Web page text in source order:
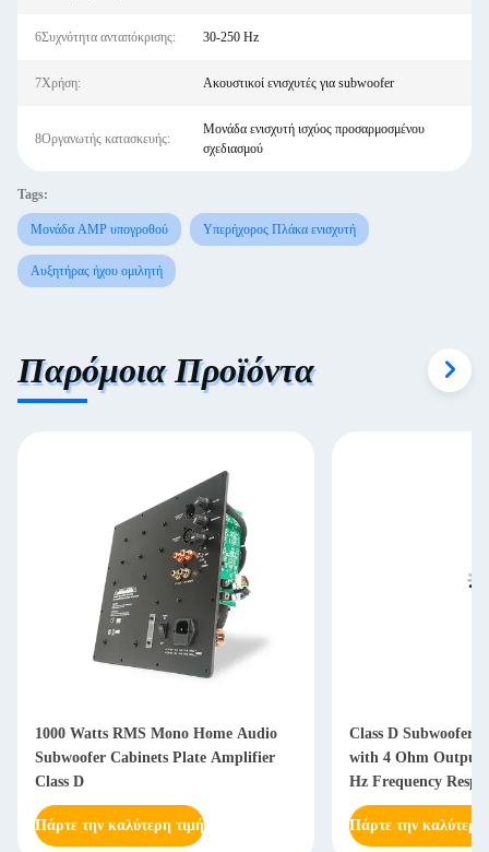
6Συχνότητα ανταπόκρισης: 30-250 Hz
7Χρήση: Ακουστικοί ενισχυτές για subwoofer
8Οργανωτής κατασκευής:
Μονάδα ενισχυτή ισχύος προσαρμοσμένου
σχεδιασμού
Tags:
Μονάδα AMP υπογροθού Υπερήχορος Πλάκα ενισχυτή
Αυξητήρας ήχου ομιλητή
Παρόμοια Προϊόντα
1000 Watts RMS Mono Home Audio
Subwoofer Cabinets Plate Amplifier
Class D
Πάρτε την καλύτερη τιμή
Class D Subwoofer
with 4 Ohm Output
Hz Frequency
Power Supply
Πάρτε την καλύτερη